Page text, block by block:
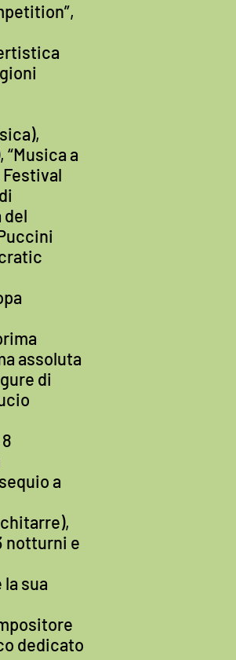
a
Festival
del
assoluta
di
a
notturni e
sua
dedicato